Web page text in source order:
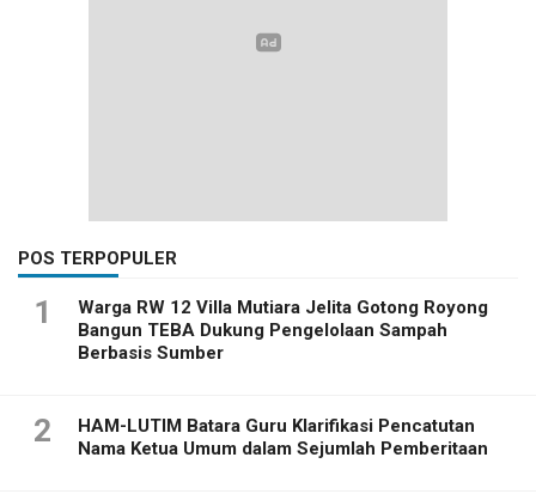
POS TERPOPULER
1
Warga RW 12 Villa Mutiara Jelita Gotong Royong
Bangun TEBA Dukung Pengelolaan Sampah
Berbasis Sumber
2
HAM-LUTIM Batara Guru Klarifikasi Pencatutan
Nama Ketua Umum dalam Sejumlah Pemberitaan